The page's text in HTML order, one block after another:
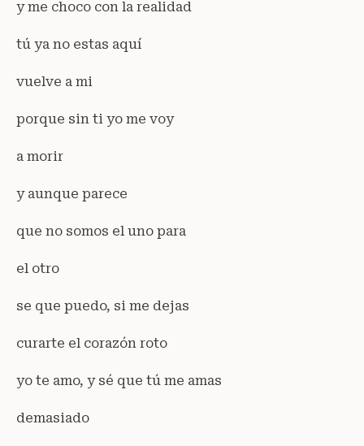
y me choco con la realidad
tú ya no estas aquí
vuelve a mi
porque sin ti yo me voy
a morir
y aunque parece
que no somos el uno para
el otro
se que puedo, si me dejas
curarte el corazón roto
yo te amo, y sé que tú me amas
demasiado